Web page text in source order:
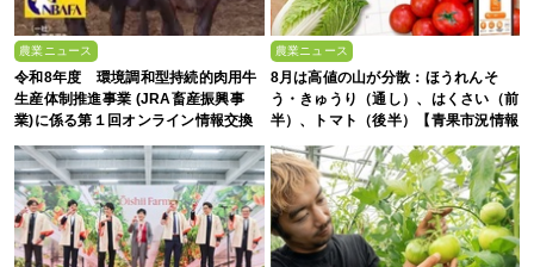
農業ニュース
令和8年度 環境調和型持続的肉用牛
生産体制推進事業 (JRA畜産振興事
業)に係る第１回オンライン情報交換
農業ニュース
8月は高値の山が分散：ほうれんそ
う・きゅうり（通し）、はくさい（前
半）、トマト（後半）【青果市況情報